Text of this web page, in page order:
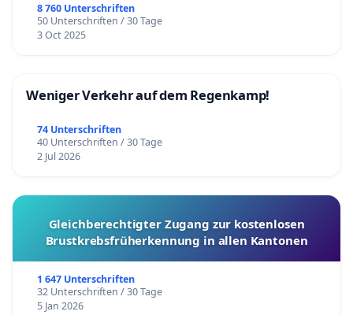
8 760 Unterschriften
50 Unterschriften / 30 Tage
3 Oct 2025
Weniger Verkehr auf dem Regenkamp!
74 Unterschriften
40 Unterschriften / 30 Tage
2 Jul 2026
Gleichberechtigter Zugang zur kostenlosen
Brustkrebsfrüherkennung in allen Kantonen
1 647 Unterschriften
32 Unterschriften / 30 Tage
5 Jan 2026